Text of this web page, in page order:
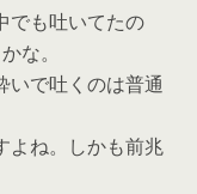
でも吐いてたの
な。
いで吐くのは普通
よね。しかも前兆